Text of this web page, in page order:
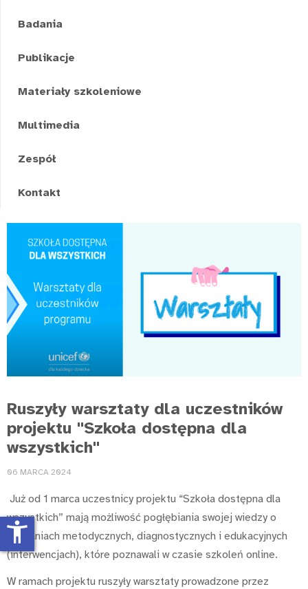
Badania
Publikacje
Materiały szkoleniowe
Multimedia
Zespół
Kontakt
Ruszyły warsztaty dla uczestników
projektu "Szkoła dostępna dla
wszystkich"
06 MARCA 2024
Już od 1 marca uczestnicy projektu “Szkoła dostępna dla
wszystkich” mają możliwość pogłębiania swojej wiedzy o
działaniach metodycznych, diagnostycznych i edukacyjnych
(interwencjach), które poznawali w czasie szkoleń online.
W ramach projektu ruszyły warsztaty prowadzone przez
accessibility_new